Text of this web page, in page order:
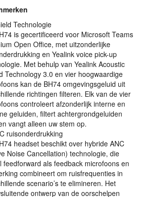
Technologie
is gecertificeerd voor Microsoft Teams
Open Office, met uitzonderlijke
en Yealink voice pick-up
Met behulp van Yealink Acoustic
Technology 3.0 en vier hoogwaardige
kan de BH74 omgevingsgeluid uit
richtingen filteren. Elk van de vier
controleert afzonderlijk interne en
geluiden, filtert achtergrondgeluiden
vangt alleen uw stem op.
ruisonderdrukking
headset beschikt over hybride ANC
Noise Cancellation) technologie, die
feedforward als feedback microfoons en
combineert om ruisfrequenties in
scenario’s te elimineren. Het
ontwerp van de oorschelpen